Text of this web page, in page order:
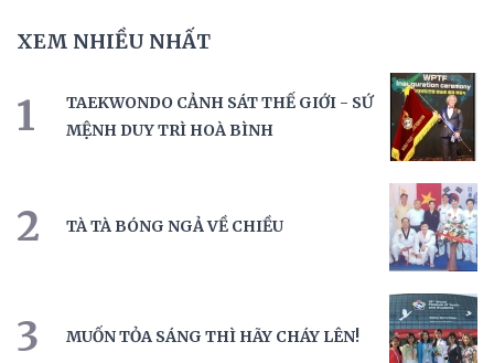
XEM NHIỀU NHẤT
1
TAEKWONDO CẢNH SÁT THẾ GIỚI - SỨ
MỆNH DUY TRÌ HOÀ BÌNH
2 TÀ TÀ BÓNG NGẢ VỀ CHIỀU
3 MUỐN TỎA SÁNG THÌ HÃY CHÁY LÊN!